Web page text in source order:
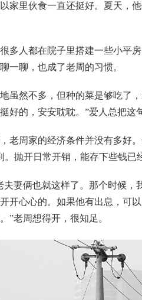
家里伙食一直还挺好。夏天，
人都在院子里搭建一些小平房
一聊，也成了老周的习惯。
然不多，但种的菜是够吃了，
好的，安安耽耽。”爱人总把这
周家的经济条件并没有多好。
。抛开日常开销，能存下些钱已
俩也就这样了。那个时候，
开心心的。如果他有出息，可
”老周想得开，很知足。